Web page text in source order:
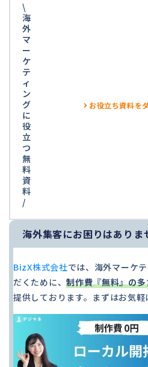
\
海
外
マ
ー
ケ
テ
ィ
ン
グ
に
役
立
つ
無
料
資
料
/
お役立ち資料を
海外集客にお困りはありま
BizX株式会社では、海外マーケ
だくために、制作費『無料』の
提供しております。まずはお気軽